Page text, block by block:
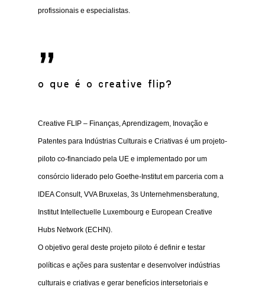
profissionais e especialistas.
”
o que é o creative flip?
Creative FLIP – Finanças, Aprendizagem, Inovação e
Patentes para Indústrias Culturais e Criativas é um projeto-
piloto co-financiado pela UE e implementado por um
consórcio liderado pelo Goethe-Institut em parceria com a
IDEA Consult, VVA Bruxelas, 3s Unternehmensberatung,
Institut Intellectuelle Luxembourg e European Creative
Hubs Network (ECHN).
O objetivo geral deste projeto piloto é definir e testar
políticas e ações para sustentar e desenvolver indústrias
culturais e criativas e gerar benefícios intersetoriais e